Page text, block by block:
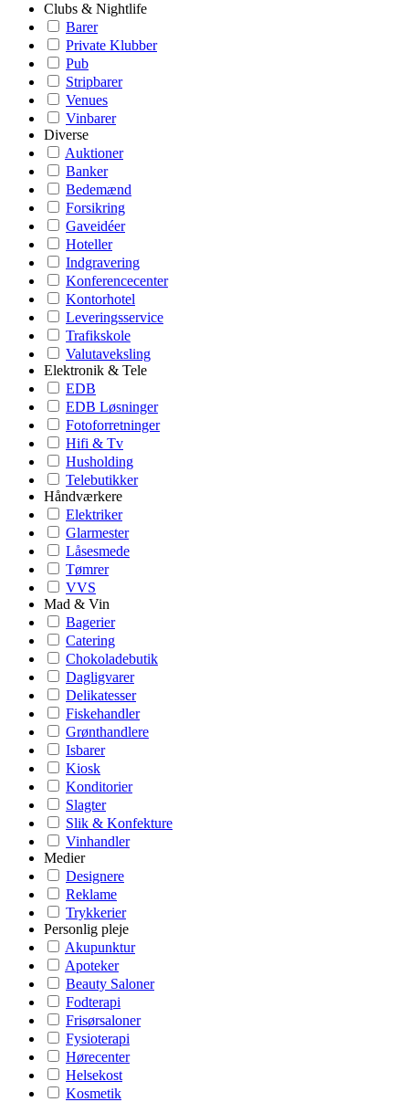
Clubs & Nightlife
Barer
Private Klubber
Pub
Stripbarer
Venues
Vinbarer
Diverse
Auktioner
Banker
Bedemænd
Forsikring
Gaveidéer
Hoteller
Indgravering
Konferencecenter
Kontorhotel
Leveringsservice
Trafikskole
Valutaveksling
Elektronik & Tele
EDB
EDB Løsninger
Fotoforretninger
Hifi & Tv
Husholding
Telebutikker
Håndværkere
Elektriker
Glarmester
Låsesmede
Tømrer
VVS
Mad & Vin
Bagerier
Catering
Chokoladebutik
Dagligvarer
Delikatesser
Fiskehandler
Grønthandlere
Isbarer
Kiosk
Konditorier
Slagter
Slik & Konfekture
Vinhandler
Medier
Designere
Reklame
Trykkerier
Personlig pleje
Akupunktur
Apoteker
Beauty Saloner
Fodterapi
Frisørsaloner
Fysioterapi
Hørecenter
Helsekost
Kosmetik